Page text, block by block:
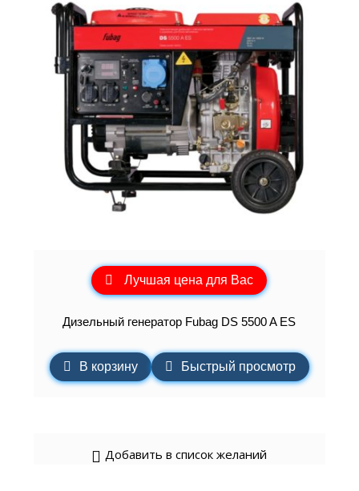
Лучшая цена для Вас
Дизельный генератор Fubag DS 5500 A ES
В корзину Быстрый просмотр
Добавить в список желаний